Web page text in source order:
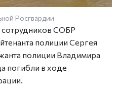
Росгвардии
сотрудников СОБР
полиции Сергея
полиции Владимира
погибли в ходе